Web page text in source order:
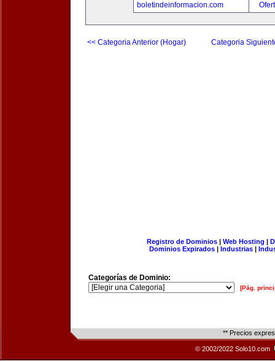
boletindeinformacion.com
<< Categoria Anterior (Hogar) Categoria
Registro de Dominios| Web Hosting |
Dominios Expirados | Industrias |
Categorías de Dominio:
[Pág.
** Precios
© 2002/2022 Solo10.com